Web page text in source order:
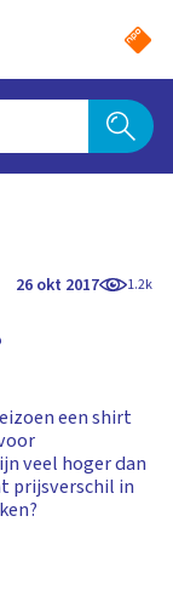
26 okt 2017 1.2k
een shirt
veel hoger dan
prijsverschil in